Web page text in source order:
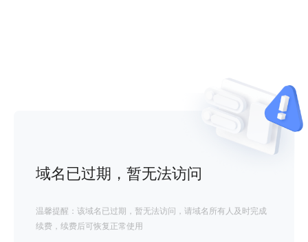
域名已过期，暂无法访问
温馨提醒：该域名已过期，暂无法访问，请域名所有人及时完成
续费，续费后可恢复正常使用